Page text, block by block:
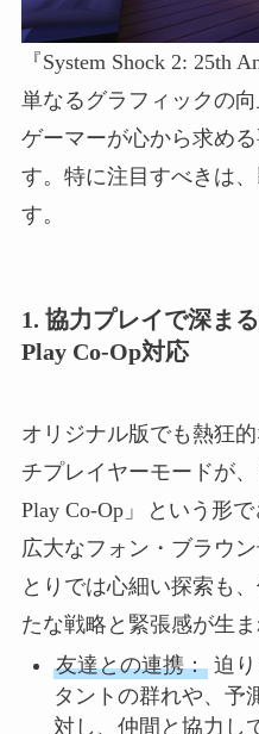
『System Shock 2: 25th
単なるグラフィックの
ゲーマーが心から求め
す。特に注目すべきは
す。
1. 協力プレイで深ま
Play Co-Op対応
オリジナル版でも熱狂
チプレイヤーモードが
Play Co-Op」
という形
広大なフォン・ブラウ
とりでは心細い探索も
たな戦略と緊張感が生ま
友達との連携：迫り
タントの群れや、予
対し、仲間と協力し